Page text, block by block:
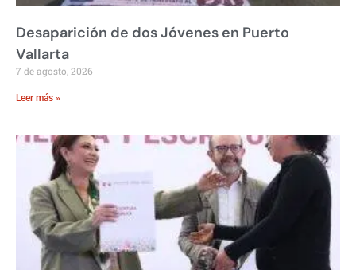
Desaparición de dos Jóvenes en Puerto
Vallarta
7 de agosto, 2026
Leer más »